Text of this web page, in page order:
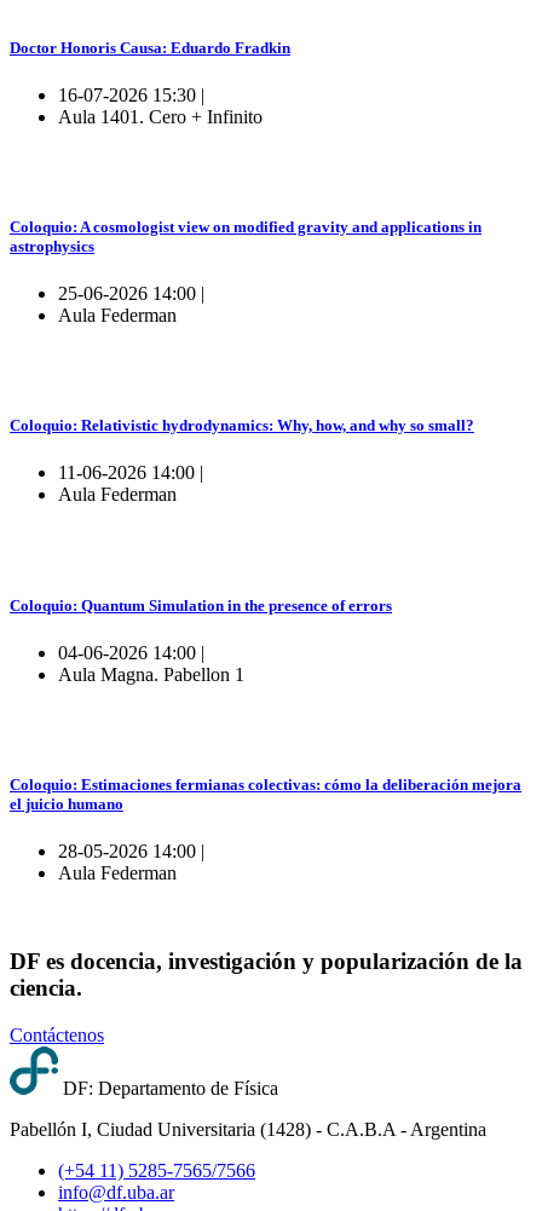
Doctor Honoris Causa: Eduardo Fradkin
16-07-2026 15:30 |
Aula 1401. Cero + Infinito
Coloquio: A cosmologist view on modified gravity and applications in
astrophysics
25-06-2026 14:00 |
Aula Federman
Coloquio: Relativistic hydrodynamics: Why, how, and why so small?
11-06-2026 14:00 |
Aula Federman
Coloquio: Quantum Simulation in the presence of errors
04-06-2026 14:00 |
Aula Magna. Pabellon 1
Coloquio: Estimaciones fermianas colectivas: cómo la deliberación mejora
el juicio humano
28-05-2026 14:00 |
Aula Federman
DF es docencia, investigación y popularización de la
ciencia.
Contáctenos
DF: Departamento de Física
Pabellón I, Ciudad Universitaria (1428) - C.A.B.A - Argentina
(+54 11) 5285-7565/7566
info@df.uba.ar